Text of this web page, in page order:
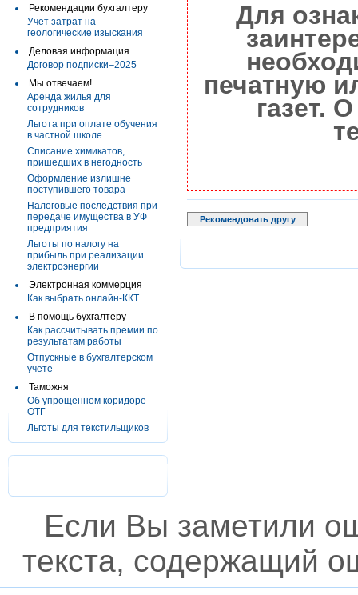
Рекомендации бухгалтеру
Учет затрат на
геологические изыскания
Деловая информация
Договор подписки–2025
Мы отвечаем!
Аренда жилья для
сотрудников
Льгота при оплате обучения
в частной школе
Списание химикатов,
пришедших в негодность
Оформление излишне
поступившего товара
Налоговые последствия при
передаче имущества в УФ
предприятия
Льготы по налогу на
прибыль при реализации
электроэнергии
Электронная коммерция
Как выбрать онлайн-ККТ
В помощь бухгалтеру
Как рассчитывать премии по
результатам работы
Отпускные в бухгалтерском
учете
Таможня
Об упрощенном коридоре
ОТГ
Льготы для текстильщиков
Для
печатную
газет.
Рекомендовать другу
Если Вы заметили
текста, содержащий